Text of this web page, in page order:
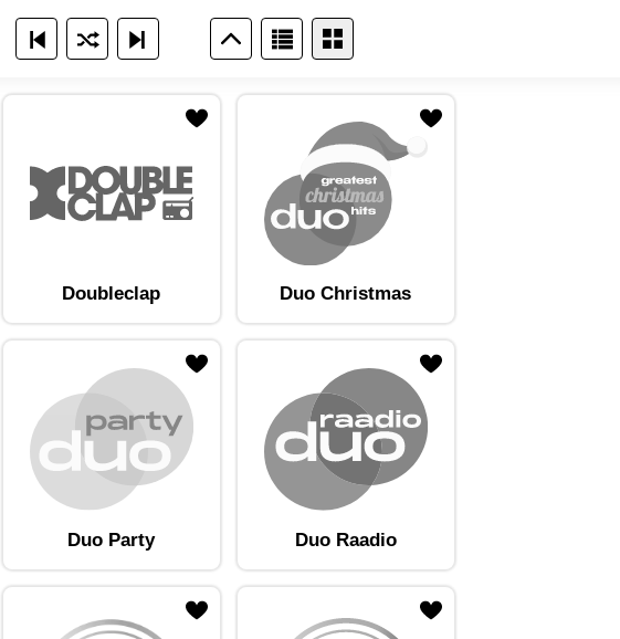
Doubleclap Duo Christmas
Duo Party Duo Raadio